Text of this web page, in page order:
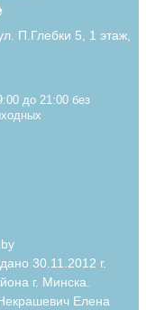
П.Глебки 5, 1 этаж,
до 21:00 без
30.11.2012 г.
г. Минска.
Елена